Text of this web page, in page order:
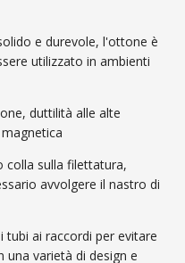
e durevole, l'ottone è
utilizzato in ambienti
duttilità alle alte
colla sulla filettatura,
avvolgere il nastro di
ai raccordi per evitare
una varietà di design e